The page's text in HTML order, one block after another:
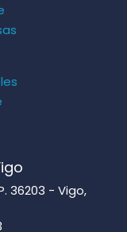
36203 - Vigo,